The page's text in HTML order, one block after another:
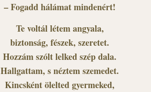
– Fogadd hálámat mindenért!
Te voltál létem angyala,
biztonság, fészek, szeretet.
Hozzám szólt lelked szép dala.
Hallgattam, s néztem szemedet.
Kincsként ölelted gyermeked,